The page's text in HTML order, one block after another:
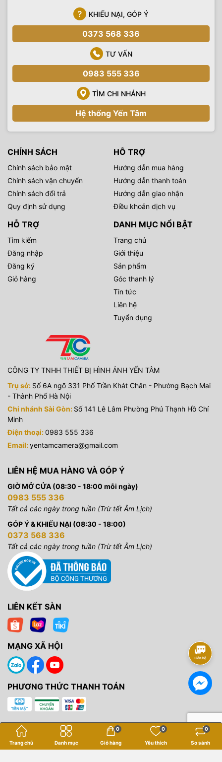
KHIẾU NẠI, GÓP Ý
0373 568 336
TƯ VẤN
0983 555 336
TÌM CHI NHÁNH
Hệ thống Yến Tâm
CHÍNH SÁCH
Chính sách bảo mật
Chính sách vận chuyển
Chính sách đổi trả
Quy định sử dụng
HỖ TRỢ
Hướng dẫn mua hàng
Hướng dẫn thanh toán
Hướng dẫn giao nhận
Điều khoản dịch vụ
HỖ TRỢ
Tìm kiếm
Đăng nhập
Đăng ký
Giỏ hàng
DANH MỤC NỔI BẬT
Trang chủ
Giới thiệu
Sản phẩm
Góc thanh lý
Tin tức
Liên hệ
Tuyển dụng
CÔNG TY TNHH THIẾT BỊ HÌNH ẢNH YẾN TÂM
Trụ sở: Số 6A ngõ 331 Phố Trần Khát Chân - Phường Bạch Mai
- Thành Phố Hà Nội
Chi nhánh Sài Gòn: Số 141 Lê Lâm Phường Phú Thạnh Hồ Chí
Minh
Điện thoại:0983 555 336
Email:yentamcamera@gmail.com
LIÊN HỆ MUA HÀNG VÀ GÓP Ý
GIỜ MỞ CỬA (08:30 - 18:00 mỗi ngày)
0983 555 336
Tất cả các ngày trong tuần (Trừ tết Âm Lịch)
GÓP Ý & KHIẾU NẠI (08:30 - 18:00)
0373 568 336
Tất cả các ngày trong tuần (Trừ tết Âm Lịch)
LIÊN KẾT SÀN
MẠNG XÃ HỘI
PHƯƠNG THỨC THANH TOÁN
Bản quyền thuộc vềYến Tâm Camera.
Trang chủ Danh mục Giỏ hàng
0
Yêu thích
0
So sánh
0